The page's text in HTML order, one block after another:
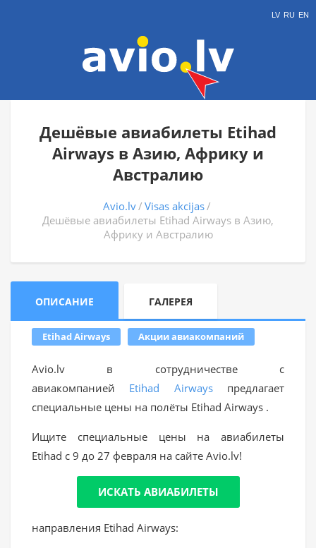
LV RU EN
Дешёвые авиабилеты Etihad
Airways в Азию, Африку и
Австралию
Avio.lv Visas akcijas
Дешёвые авиабилеты Etihad Airways в Азию,
Африку и Австралию
ОПИСАНИЕ ГАЛЕРЕЯ
Etihad Airways Акции авиакомпаний
Avio.lv в сотрудничестве с
авиакомпанией Etihad Airwaysпредлагает
специальные цены на полёты Etihad Airways .
Ищите специальные цены на авиабилеты
Etihad с 9 до 27 февраля на сайте Avio.lv!
ИСКАТЬ АВИАБИЛЕТЫ
направления Etihad Airways: